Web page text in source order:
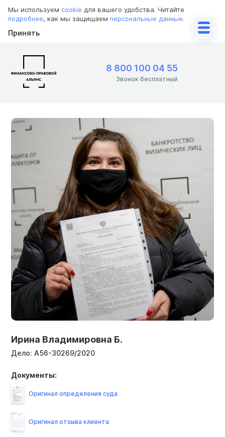
Мы используем cookie для вашего удобства. Читайте
подробнее, как мы защищаем персональные данные.
Принять
8 800 100 04 55
Звонок бесплатный
Ирина Владимировна Б.
Дело: А56-30269/2020
Документы:
Оригинал определения суда
Оригинал отзыва клиента